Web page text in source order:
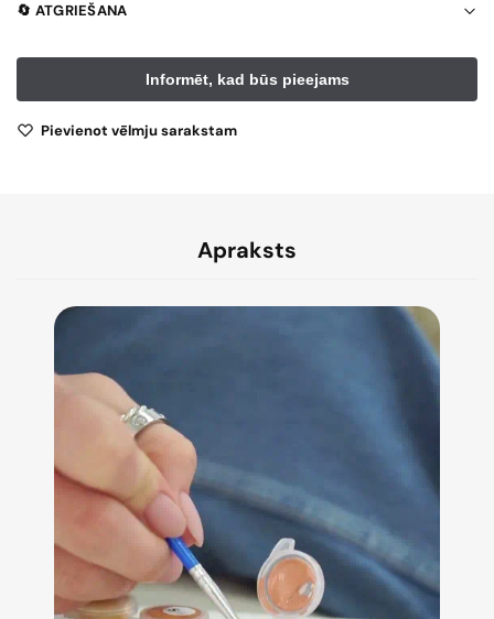
🔄 ATGRIEŠANA
Pievienot vēlmju sarakstam
Apraksts